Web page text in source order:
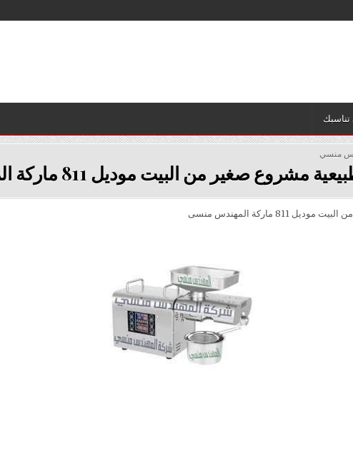
تناسبك
صغير من البيت موديل 811 ماركة المهندس منسى
ماركة المهندس منسى